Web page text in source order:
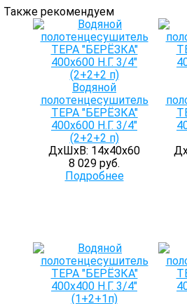
Также рекомендуем
Водяной
полотенцесушитель
ТЕРА "БЕРЁЗКА"
400х600 Н.Г. 3/4"
(2+2+2 п)
ДхШхВ: 14х40х60
8 029 руб.
Подробнее